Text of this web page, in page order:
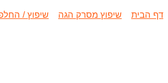
דף הבית שיפוץ מסרק הגה שיפוץ /